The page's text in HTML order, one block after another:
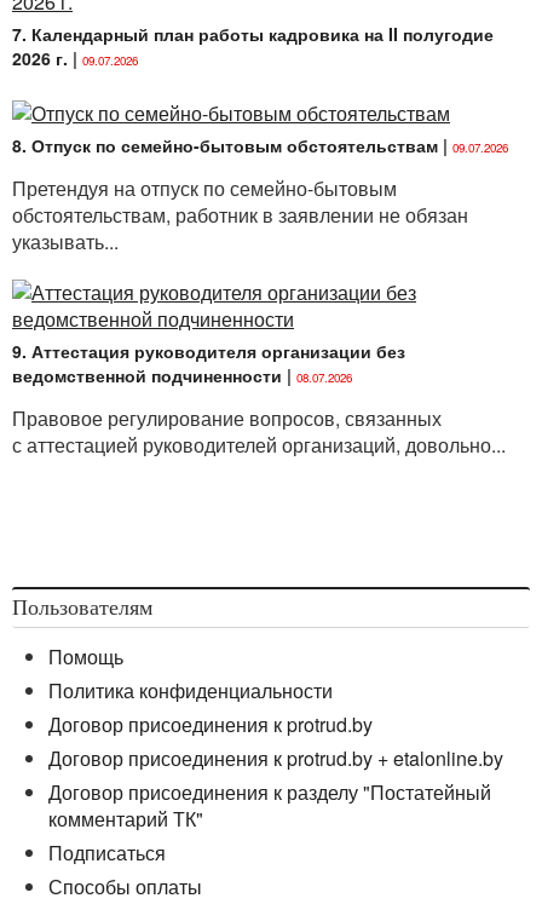
7. Календарный план работы кадровика на II полугодие
2026 г. | 09.07.2026
8. Отпуск по семейно-бытовым обстоятельствам | 09.07.2026
Претендуя на отпуск по семейно-бытовым
обстоятельствам, работник в заявлении не обязан
указывать...
9. Аттестация руководителя организации без
ведомственной подчиненности | 08.07.2026
Правовое регулирование вопросов, связанных
с аттестацией руководителей организаций, довольно...
Пользователям
Помощь
Политика конфиденциальности
Договор присоединения к protrud.by
Договор присоединения к protrud.by + etalonline.by
Договор присоединения к разделу "Постатейный
комментарий ТК"
Подписаться
Способы оплаты